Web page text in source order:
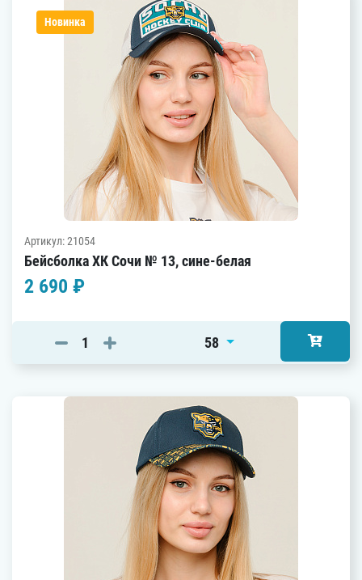
Новинка
Артикул: 21054
Бейсболка ХК Сочи № 13, сине-белая
2 690 ₽
58